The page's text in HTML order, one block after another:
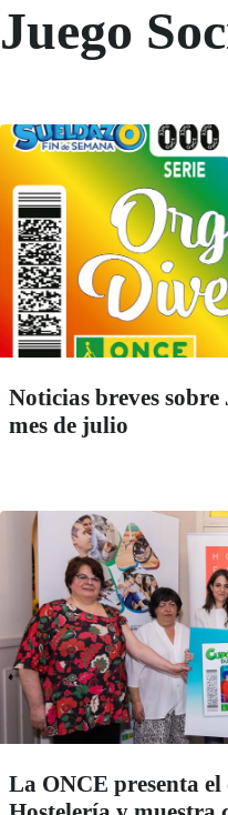
Juego
Noticias breves
mes de julio
La ONCE presenta